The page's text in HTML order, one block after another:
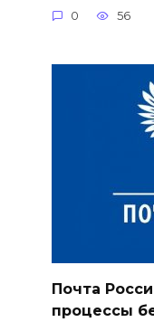
0 56
Почта
процессы